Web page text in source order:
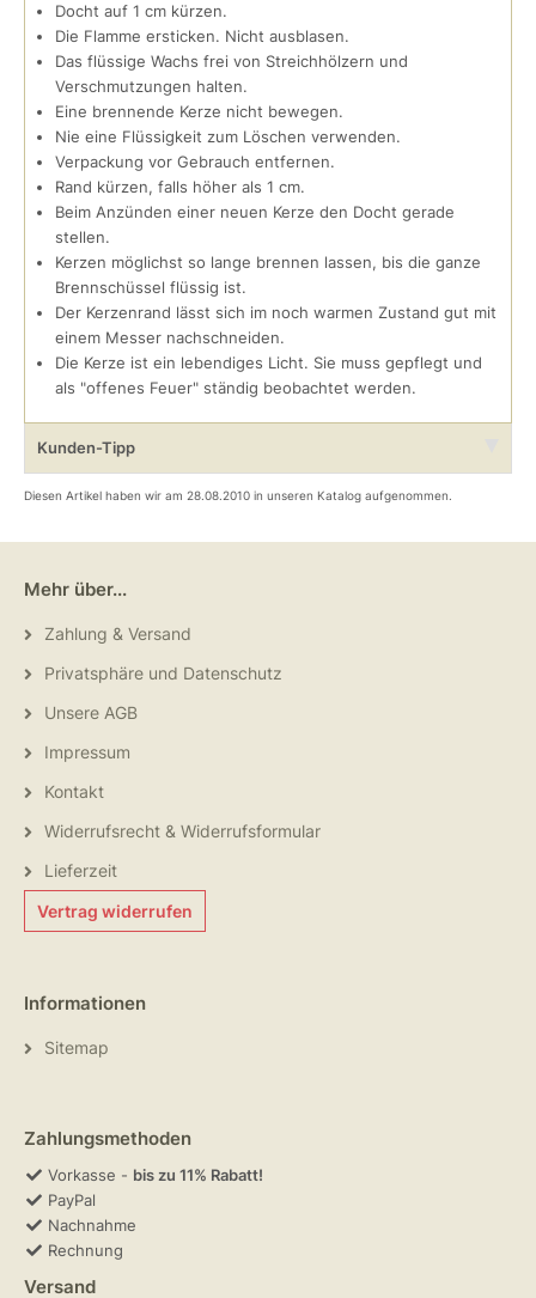
Docht auf 1 cm kürzen.
Die Flamme ersticken. Nicht ausblasen.
Das flüssige Wachs frei von Streichhölzern und
Verschmutzungen halten.
Eine brennende Kerze nicht bewegen.
Nie eine Flüssigkeit zum Löschen verwenden.
Verpackung vor Gebrauch entfernen.
Rand kürzen, falls höher als 1 cm.
Beim Anzünden einer neuen Kerze den Docht gerade
stellen.
Kerzen möglichst so lange brennen lassen, bis die ganze
Brennschüssel flüssig ist.
Der Kerzenrand lässt sich im noch warmen Zustand gut mit
einem Messer nachschneiden.
Die Kerze ist ein lebendiges Licht. Sie muss gepflegt und
als "offenes Feuer" ständig beobachtet werden.
Kunden-Tipp
Diesen Artikel haben wir am 28.08.2010 in unseren Katalog aufgenommen.
Mehr über...
Zahlung & Versand
Privatsphäre und Datenschutz
Unsere AGB
Impressum
Kontakt
Widerrufsrecht & Widerrufsformular
Lieferzeit
Vertrag widerrufen
Informationen
Sitemap
Zahlungsmethoden
Vorkasse - bis zu 11% Rabatt!
PayPal
Nachnahme
Rechnung
Versand